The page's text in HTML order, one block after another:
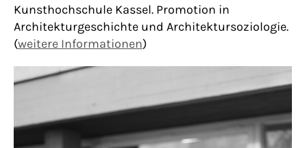
Kunsthochschule Kassel. Promotion in
Architekturgeschichte und Architektursoziologie.
(weitere Informationen)